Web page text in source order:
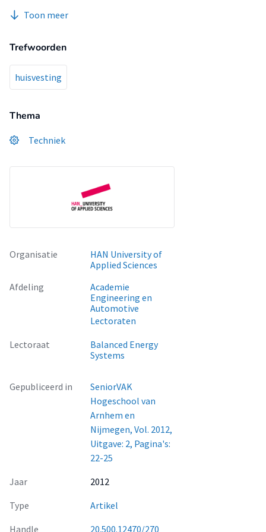
Toon meer
Trefwoorden
huisvesting
Thema
Techniek
Organisatie
HAN University of
Applied Sciences
Afdeling
Academie
Engineering en
Automotive
Lectoraten
Lectoraat
Balanced Energy
Systems
Gepubliceerd in
SeniorVAK
Hogeschool van
Arnhem en
Nijmegen, Vol. 2012,
Uitgave: 2, Pagina's:
22-25
Jaar
2012
Type
Artikel
Handle
20.500.12470/270